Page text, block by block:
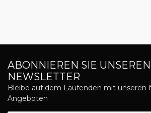
ABONNIEREN SIE UNSEREN
NEWSLETTER
Bleibe auf dem Laufenden mit unseren
Angeboten